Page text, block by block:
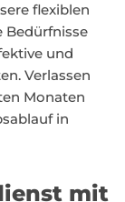
flexiblen
Bedürfnisse
und
Verlassen
Monaten
in
mit